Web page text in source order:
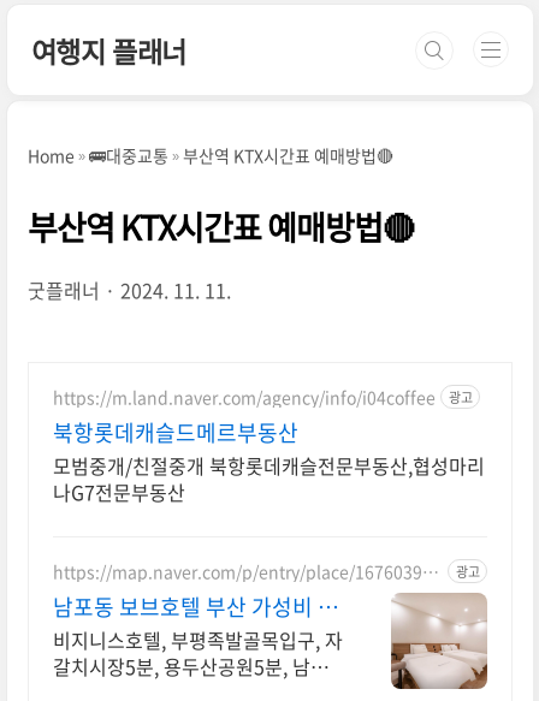
여행지 플래너
Home 🚌대중교통 부산역 KTX시간표 예매방법🔴
부산역 KTX시간표 예매방법🔴
굿플래너 2024. 11. 11.
https://m.land.naver.com/agency/info/i04coffee 광고
북항롯데캐슬드메르부동산
모범중개/친절중개 북항롯데캐슬전문부동산,협성마리
나G7전문부동산
https://map.naver.com/p/entry/place/167603971
광고
남포동 보브호텔 부산 가성비 숙
소는 여기!
비지니스호텔, 부평족발골목입구, 자
갈치시장5분, 용두산공원5분, 남포